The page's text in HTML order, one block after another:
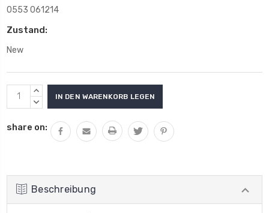
0553 061214
Zustand:
New
Aktueller
Lagerbestand:
MENGE
VON
ERHÖHEN
MENGE
UNDEFINED
VERRINGERN
share on:
Beschreibung